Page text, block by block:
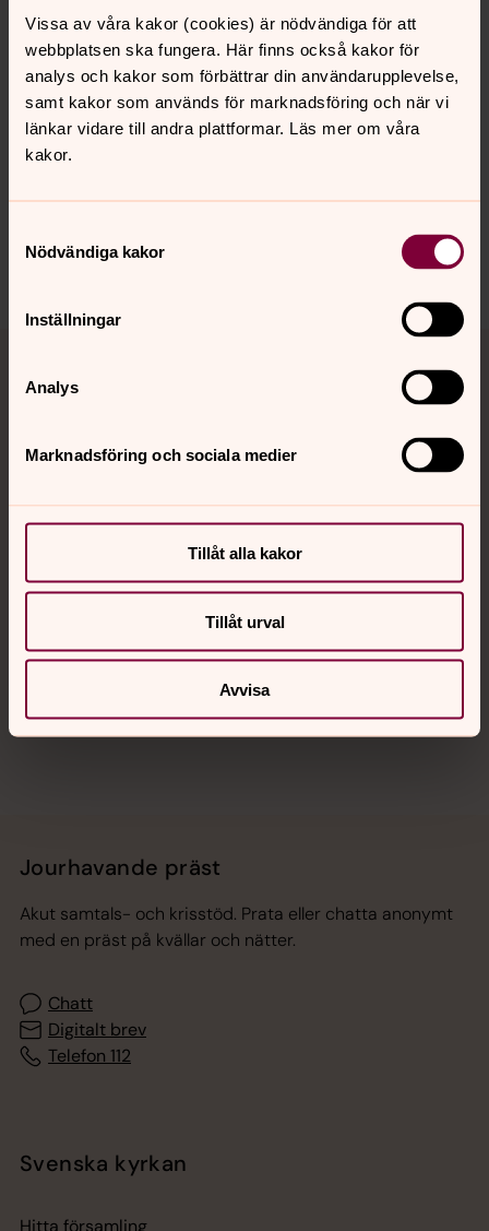
Vissa av våra kakor (cookies) är nödvändiga för att
webbplatsen ska fungera. Här finns också kakor för
analys och kakor som förbättrar din användarupplevelse,
samt kakor som används för marknadsföring och när vi
länkar vidare till andra plattformar. Läs mer om våra
kakor.
Nödvändiga kakor
Inställningar
Analys
Marknadsföring och sociala medier
Tillåt alla kakor
Tillåt urval
Avvisa
Senast ändrad 15 maj 2026
Synpunkter eller frågor på sidans
innehåll?
Kontakt
Kalender
Jourhavande präst
Akut samtals- och krisstöd. Prata eller chatta anonymt
med en präst på kvällar och nätter.
Chatt
Digitalt brev
Telefon 112
Svenska kyrkan
Hitta församling